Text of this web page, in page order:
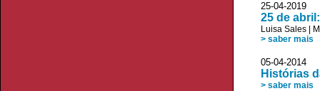
25-04-2019
25 de
Luisa Sales
> saber mais
05-04-2014
Histórias
> saber mais